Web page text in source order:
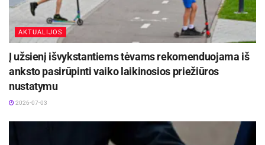
AKTUALIJOS
Į užsienį išvykstantiems tėvams rekomenduojama iš
anksto pasirūpinti vaiko laikinosios priežiūros
nustatymu
2026-07-03